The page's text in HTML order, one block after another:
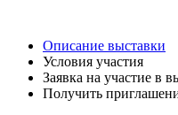
Описание выставки
Условия участия
Заявка на участие в
Получить